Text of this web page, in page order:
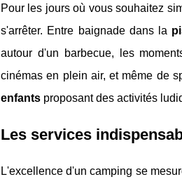
Pour les jours où vous souhaitez
s'arrêter. Entre baignade dans la
autour d'un barbecue, les
cinémas en plein air, et même de
enfants proposant des activités
Les services
L'excellence d'un camping se